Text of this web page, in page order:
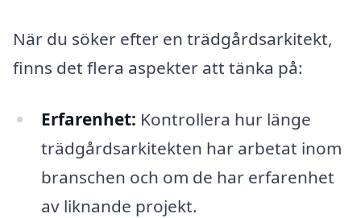
När du söker efter en trädgårdsarkitekt,
finns det flera aspekter att tänka på:
Erfarenhet: Kontrollera hur länge
trädgårdsarkitekten har arbetat inom
branschen och om de har erfarenhet
av liknande projekt.